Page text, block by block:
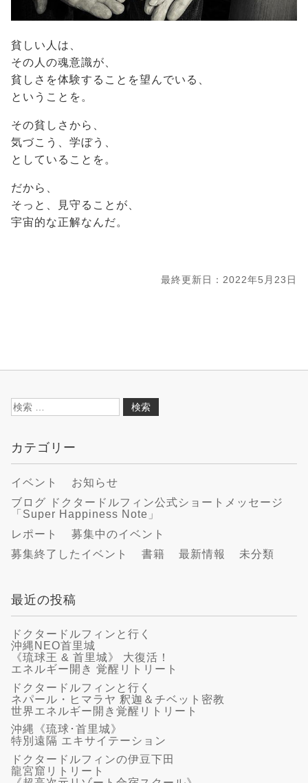
貧しい人は、
その人の魂意識が、
貧しさを体験することを望んでいる、
ということを。
その貧しさから、
気づこう、学ぼう、
としていることを。
だから、
そっと、見守ることが、
宇宙的な正解なんだ。
最終更新日：2022年5月23日
検
カテゴリー
イベント
お知らせ
ブログ ドクタードルフィン公式ショートメッセージ
「Super Happiness Note」
レポート
募集中のイベント
募集終了したイベント
書籍 最新情報 未分類
最近の投稿
ドクタードルフィンと行く
沖縄NEO首里城
《琉球王 & 首里城》 大復活！
エネルギー開き 覚醒リトリート
ドクタードルフィンと行く
ネパール・ヒマラヤ 釈迦＆チベット密教
世界エネルギー開き覚醒リトリート
沖縄《琉球･首里城》
特別遠隔 エキサイテーション
ドクタードルフィンの伊豆下田
龍宮窟リトリート